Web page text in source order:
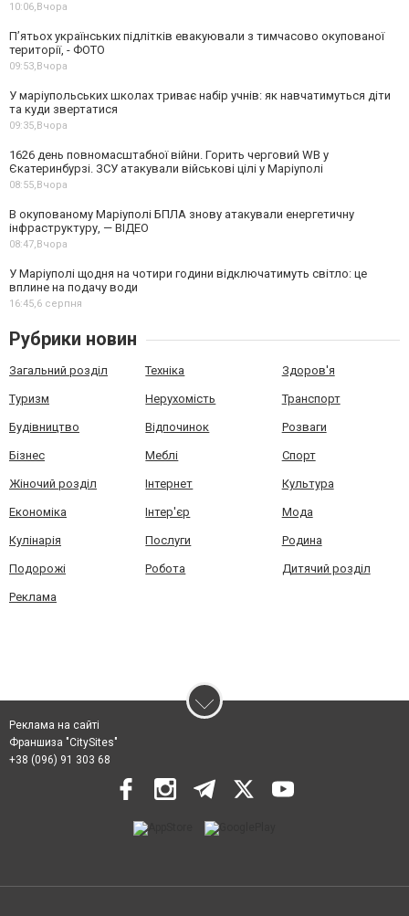
10:06,Вчора
П’ятьох українських підлітків евакуювали з тимчасово окупованої
території, - ФОТО
09:53,Вчора
У маріупольських школах триває набір учнів: як навчатимуться діти
та куди звертатися
09:35,Вчора
1626 день повномасштабної війни. Горить черговий WB у
Єкатеринбурзі. ЗСУ атакували військові цілі у Маріуполі
08:55,Вчора
В окупованому Маріуполі БПЛА знову атакували енергетичну
інфраструктуру, — ВІДЕО
08:47,Вчора
У Маріуполі щодня на чотири години відключатимуть світло: це
вплине на подачу води
16:45,6 серпня
Рубрики новин
Загальний розділ Техніка Здоров'я
Туризм Нерухомість Транспорт
Будівництво Відпочинок Розваги
Бізнес Меблі Спорт
Жіночий розділ Інтернет Культура
Економіка Інтер'єр Мода
Кулінарія Послуги Родина
Подорожі Робота Дитячий розділ
Реклама
Реклама на сайті
Франшиза "CitySites"
+38 (096) 91 303 68